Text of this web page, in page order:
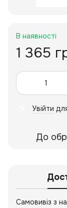
В наявності
1 365
Увійти
До
Самовивіз з